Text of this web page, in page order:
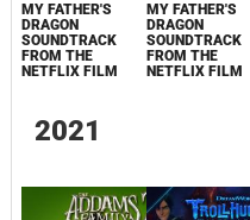
MY FATHER'S
DRAGON
SOUNDTRACK
FROM THE
NETFLIX FILM
MY FATHER'S
DRAGON
SOUNDTRACK
FROM THE
NETFLIX FILM
2021